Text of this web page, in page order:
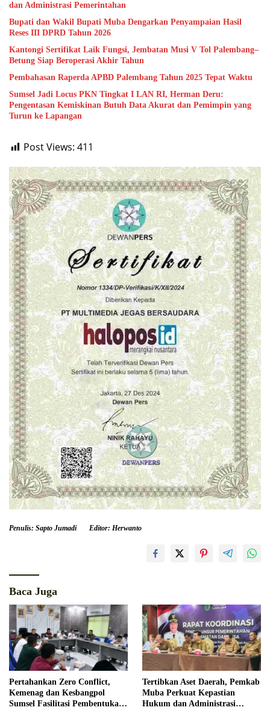
dan Administrasi Pemerintahan
Bupati dan Wakil Bupati Muba Dengarkan Penyampaian Hasil
Reses III DPRD Tahun 2026
Kantongi Sertifikat Laik Fungsi, Jembatan Musi V Tol Palembang–
Betung Siap Beroperasi Akhir Tahun
Pembahasan Raperda APBD Palembang Tahun 2025 Tepat Waktu
Sumsel Jadi Locus PKN Tingkat I LAN RI, Herman Deru:
Pengentasan Kemiskinan Butuh Data Akurat dan Pemimpin yang
Turun ke Lapangan
Post Views: 411
Penulis: Sapto Jumadi Editor: Herwanto
Baca Juga
Pertahankan Zero Conflict,
Kemenag dan Kesbangpol
Sumsel Fasilitasi Pembentukan
Tertibkan Aset Daerah, Pemkab
Muba Perkuat Kepastian
Hukum dan Administrasi